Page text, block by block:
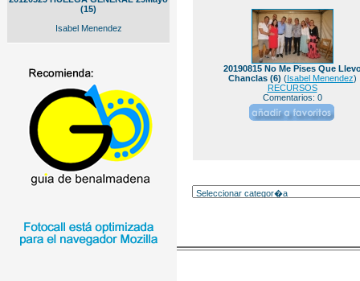
(15)
Isabel Menendez
20190815 No Me Pises Que
Chanclas (6) (Isabel Menendez)
RECURSOS
Comentarios: 0